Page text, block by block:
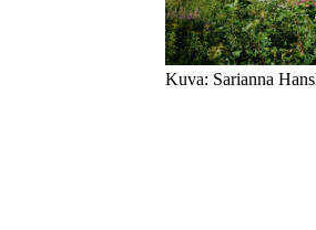
Kuva: Sarianna